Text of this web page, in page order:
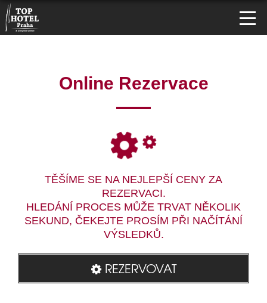
Online Rezervace
TĚŠÍME SE NA NEJLEPŠÍ CENY ZA
REZERVACI.
HLEDÁNÍ PROCES MŮŽE TRVAT NĚKOLIK
SEKUND, ČEKEJTE PROSÍM PŘI NAČÍTÁNÍ
VÝSLEDKŮ.
REZERVOVAT